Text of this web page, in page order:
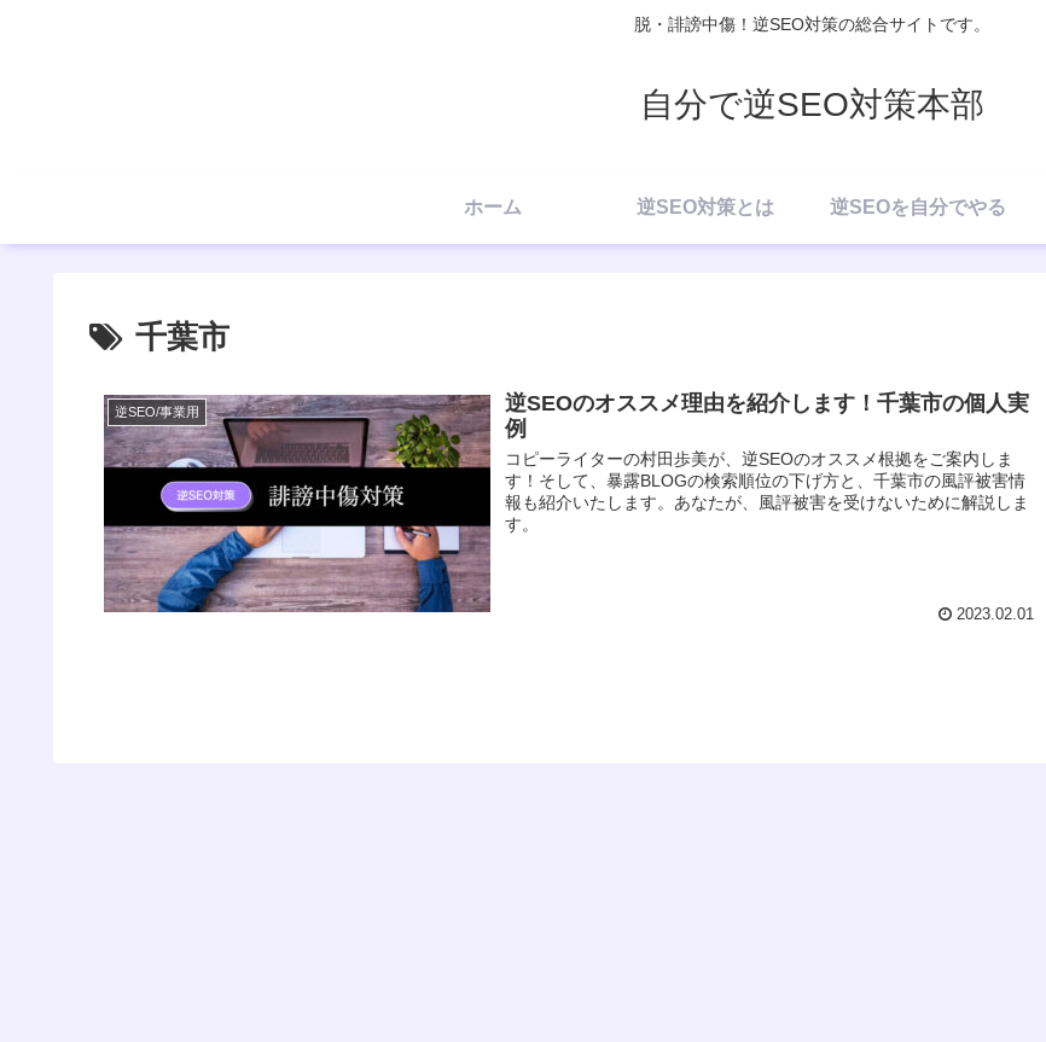
脱・誹謗中傷！逆SEO対策の総合サイトです。
自分で逆SEO対策本部
ホーム 逆SEO対策とは 逆SEOを自分でやる
千葉市
逆SEO/事業用
逆SEOのオススメ理由を紹介します！千葉市の個人実
例
コピーライターの村田歩美が、逆SEOのオススメ根拠をご案内しま
す！そして、暴露BLOGの検索順位の下げ方と、千葉市の風評被害情
報も紹介いたします。あなたが、風評被害を受けないために解説しま
す。
2023.02.01